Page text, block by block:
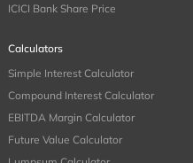
ICICI Bank Share Price
Calculators
Simple Interest Calculator
Compound Interest Calculator
EBITDA Margin Calculator
Future Value Calculator